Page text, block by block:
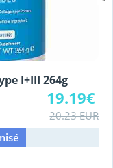
I+III 264g
19.19€
20.23 EUR